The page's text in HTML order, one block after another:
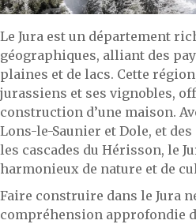
Le Jura est un département
géographiques, alliant des
plaines et de lacs. Cette
jurassiens et ses vignobles,
construction d’une maison.
Lons-le-Saunier et Dole, et
les cascades du Hérisson, le
harmonieux de nature et de
Faire construire dans le Jura
compréhension approfondie